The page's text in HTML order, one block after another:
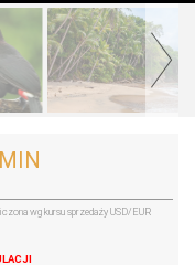
wg kursu sprzedaży USD/EUR